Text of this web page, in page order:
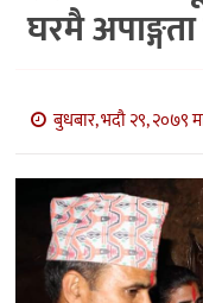
कुराकानी
बाणिज्य
भिडियो
सिफारिस
घरमै
बुधबार, भदौ २९, २०७९